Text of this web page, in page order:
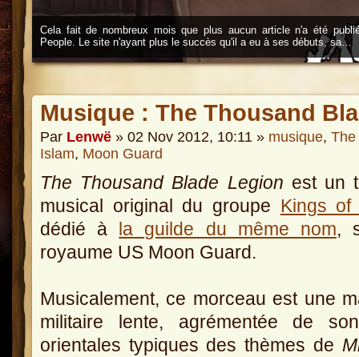
Cela fait de nombreux mois que plus aucun article n'a été
People. Le site n'ayant plus le succès qu'il a eu à ses débuts, sa…
Musique : The Thousand
Par Lenwë » 02 Nov 2012, 10:11 » musique, The
Islam, Moon Guard
The Thousand Blade Legion est un
musical original du groupe Kings of
dédié à la guilde du même nom,
royaume US Moon Guard.
Musicalement, ce morceau est une
militaire lente, agrémentée de
orientales typiques des thèmes de